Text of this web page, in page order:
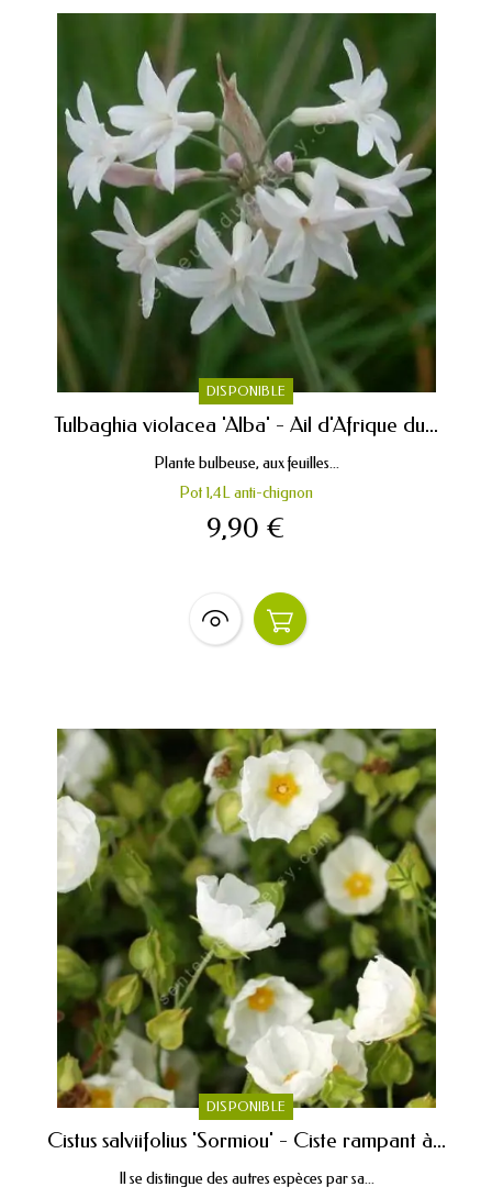
DISPONIBLE
Tulbaghia violacea 'Alba' - Ail d'Afrique du...
Plante bulbeuse, aux feuilles...
Pot 1,4L anti-chignon
9,90 €
DISPONIBLE
Cistus salviifolius 'Sormiou' - Ciste rampant à...
Il se distingue des autres espèces par sa...